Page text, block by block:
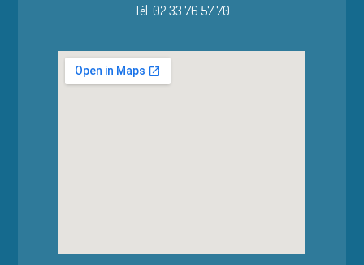
Tél. 02 33 76 57 70